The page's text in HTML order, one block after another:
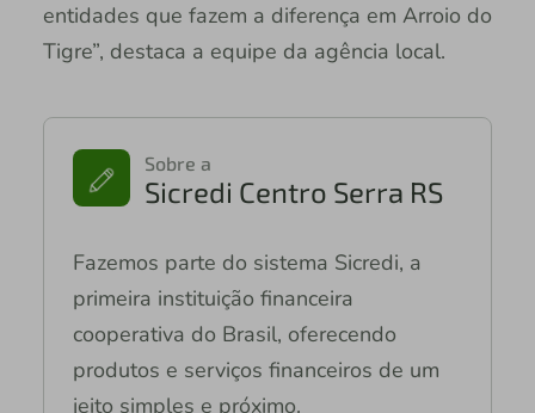
entidades que fazem a diferença em Arroio do
Tigre”, destaca a equipe da agência local.
Sobre a
Sicredi Centro Serra RS
Fazemos parte do sistema Sicredi, a
primeira instituição financeira
cooperativa do Brasil, oferecendo
produtos e serviços financeiros de um
jeito simples e próximo.